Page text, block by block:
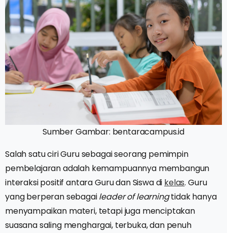
Sumber Gambar: bentaracampus.id
Salah satu ciri Guru sebagai seorang pemimpin
pembelajaran adalah kemampuannya membangun
interaksi positif antara Guru dan Siswa di kelas. Guru
yang berperan sebagaileader of learningtidak hanya
menyampaikan materi, tetapi juga menciptakan
suasana saling menghargai, terbuka, dan penuh